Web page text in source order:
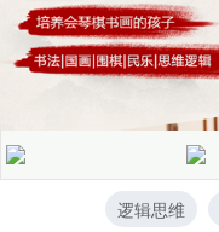
逻辑思维